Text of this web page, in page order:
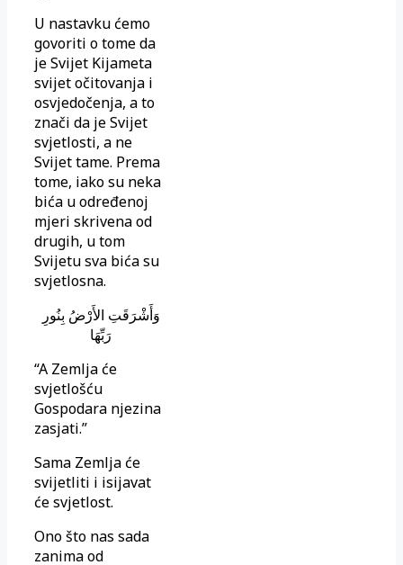
U nastavku ćemo
govoriti o tome da
je Svijet Kijameta
svijet očitovanja i
osvjedočenja, a to
znači da je Svijet
svjetlosti, a ne
Svijet tame. Prema
tome, iako su neka
bića u određenoj
mjeri skrivena od
drugih, u tom
Svijetu sva bića su
svjetlosna.
وَأَشْرَقَتِ الأَرْضُ بِنُورِ
رَبِّهَا
“A Zemlja će
svjetlošću
Gospodara njezina
zasjati.”
Sama Zemlja će
svijetliti i isijavat
će svjetlost.
Ono što nas sada
zanima od